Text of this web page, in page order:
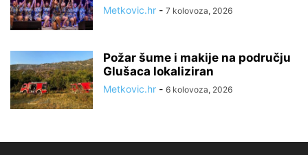
Metkovic.hr - 7 kolovoza, 2026
Požar šume i makije na području
Glušaca lokaliziran
Metkovic.hr - 6 kolovoza, 2026